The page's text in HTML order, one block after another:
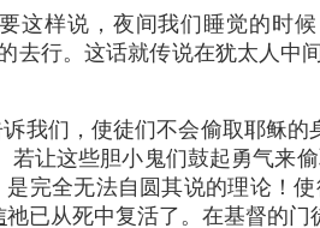
这样说，夜间我们睡觉的时
去行。这话就传说在犹太人中
我们，使徒们不会偷取耶稣
若让这些胆小鬼们鼓起勇气
完全无法自圆其说的理论！
祂已从死中复活了。在基督的